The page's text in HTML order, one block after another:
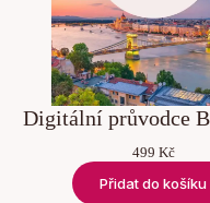
Digitální průvodce
499 Kč
Přidat do košíku